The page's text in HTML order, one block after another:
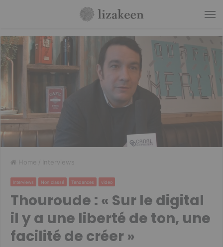
Home / Interviews
Interviews Non classé Tendances video
Thouroude : « Sur le digital
il y a une liberté de ton, une
facilité de créer »